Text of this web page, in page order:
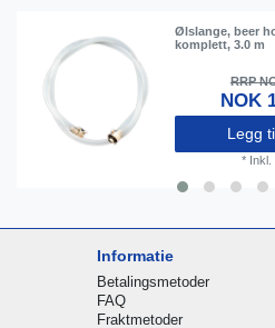
Ølslange, beer
komplett, 3.0 m
RRP
NOK
Legg
* Inkl.
Informatie
Betalingsmetoder
FAQ
Fraktmetoder